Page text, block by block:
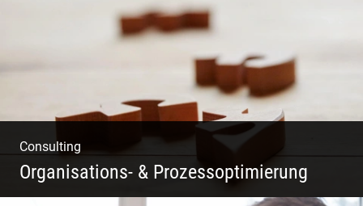
Consulting
Organisations- & Prozessoptimierung